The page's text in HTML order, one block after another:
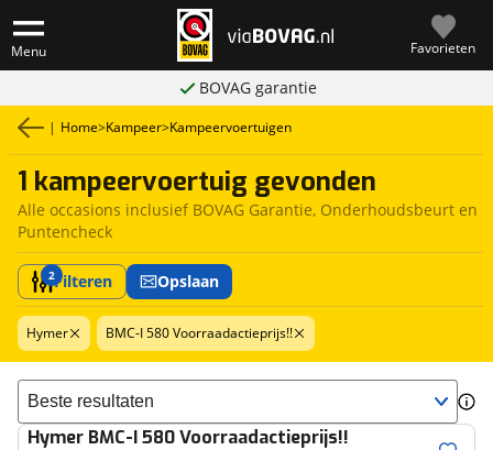
Menu Favorieten
BOVAG garantie
| Home>Kampeer>Kampeervoertuigen
1 kampeervoertuig gevonden
Alle occasions inclusief BOVAG Garantie, Onderhoudsbeurt en
Puntencheck
2Filteren Opslaan
Hymer BMC-I 580 Voorraadactieprijs!!
Sorteer resultaten
Hymer BMC-I 580 Voorraadactieprijs!!